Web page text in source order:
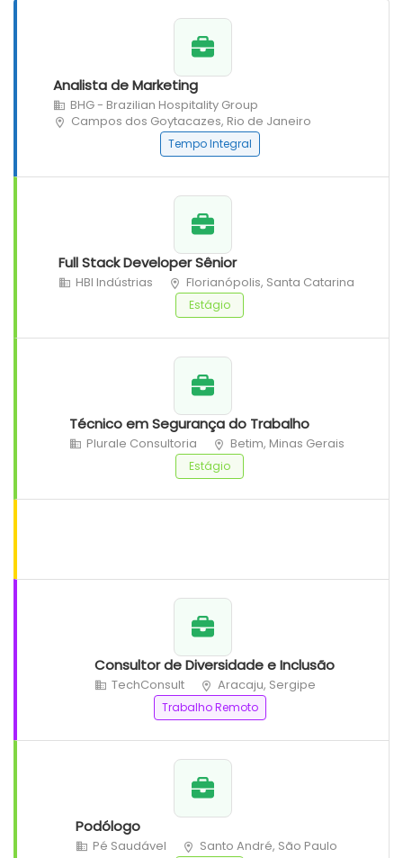
Analista de Marketing
BHG - Brazilian Hospitality Group
Campos dos Goytacazes, Rio de Janeiro
Tempo Integral
Full Stack Developer Sênior
HBI Indústrias Florianópolis, Santa Catarina
Estágio
Técnico em Segurança do Trabalho
Plurale Consultoria Betim, Minas Gerais
Estágio
Consultor de Diversidade e Inclusão
TechConsult Aracaju, Sergipe
Trabalho Remoto
Podólogo
Pé Saudável Santo André, São Paulo